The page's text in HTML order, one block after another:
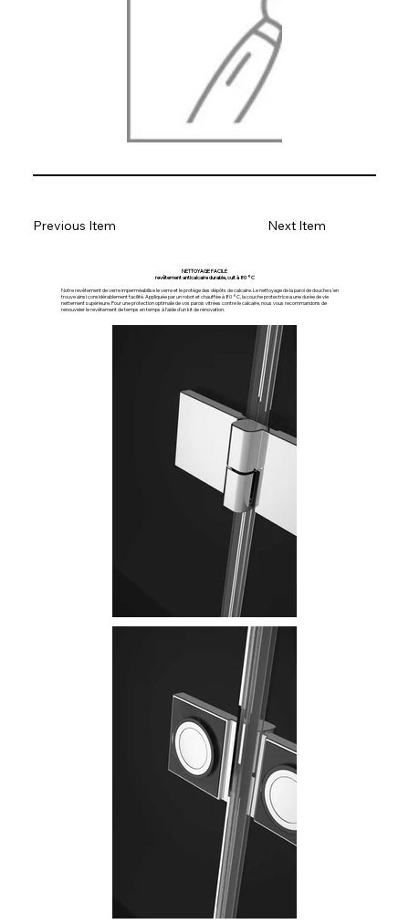
Next Item
Previous Item
NETTOYAGE FACILE
revêtement anticalcaire durable, cuit à 80 °C
Notre revêtement de verre imperméabilise le verre et le protège des dépôts de calcaire. Le nettoyage de la paroi de douche s'en
trouve ainsi considérablement facilité. Appliquée par un robot et chauffée à 80 °C, la couche protectrice a une durée de vie
nettement supérieure. Pour une protection optimale de vos parois vitrées contre le calcaire, nous vous recommandons de
renouveler le revêtement de temps en temps à l'aide d'un kit de rénovation.